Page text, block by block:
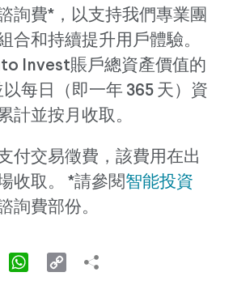
詢費*，以支持我們專業團
合和持續提升用戶體驗。
Invest賬戶總資產價值的
每日（即一年 365 天）資
計並按月收取。
付交易徵費，該費用在出
收取。 *請參閱智能投資
詢費部份。
WhatsApp
Copy